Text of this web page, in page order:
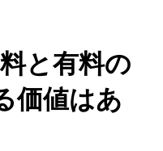
と有料の
価値はあ